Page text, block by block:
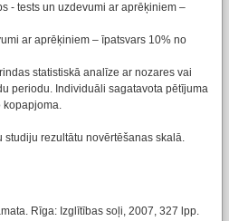
- tests un uzdevumi ar aprēķiniem –
ar aprēķiniem – īpatsvars 10% no
statistiskā analīze ar nozares vai
periodu. Individuāli sagatavota pētījuma
kopapjoma.
rezultātu novērtēšanas skalā.
Rīga: Izglītības soļi, 2007, 327 lpp.